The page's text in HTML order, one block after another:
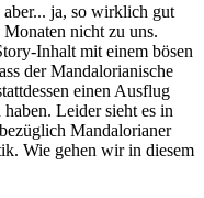
ja, so wirklich gut
nicht zu uns.
Inhalt mit einem bösen
der Mandalorianische
einen Ausflug
Leider sieht es in
Mandalorianer
Wie gehen wir in diesem